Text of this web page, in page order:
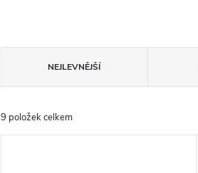
a
z
NEJLEVNĚJŠÍ
9 položek celkem